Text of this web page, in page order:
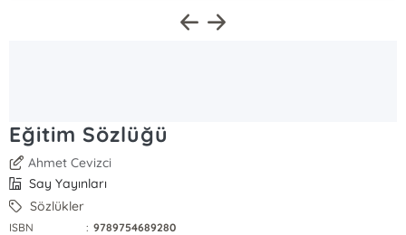
Eğitim Sözlüğü
Ahmet Cevizci
Say Yayınları
Sözlükler
ISBN : 9789754689280